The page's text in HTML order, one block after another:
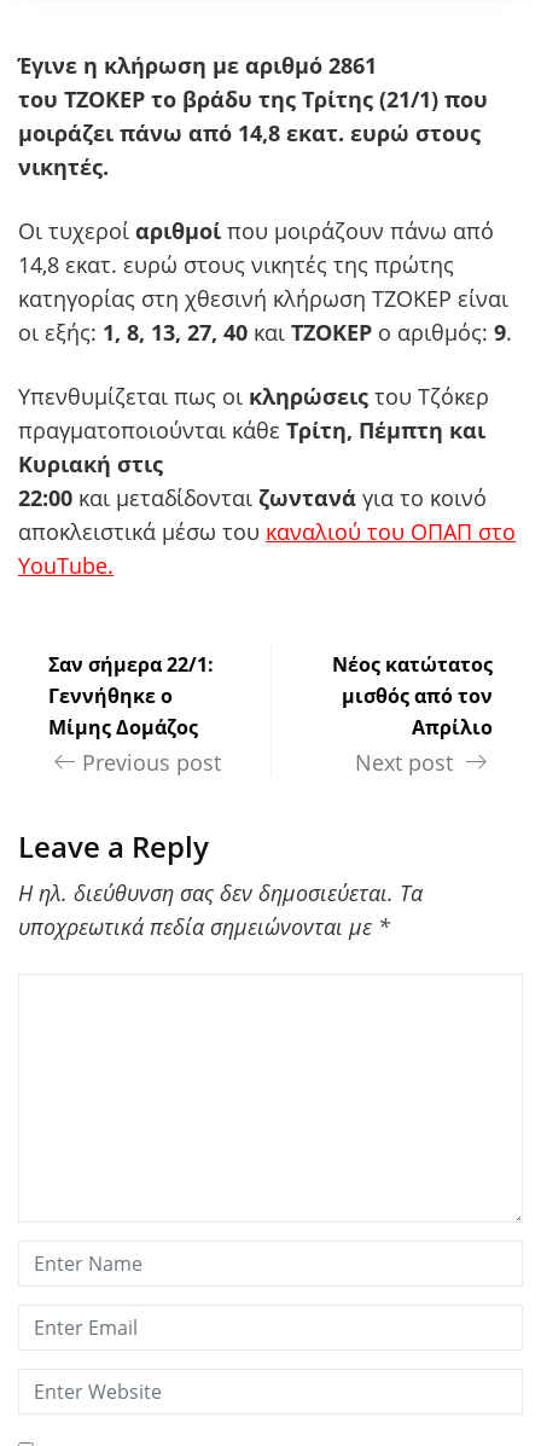
Έγινε η κλήρωση με αριθμό 2861
του ΤΖΟΚΕΡ το βράδυ της Τρίτης (21/1) που
μοιράζει πάνω από 14,8 εκατ. ευρώ στους
νικητές.
Οι τυχεροί αριθμοί που μοιράζουν πάνω από
14,8 εκατ. ευρώ στους νικητές της πρώτης
κατηγορίας στη χθεσινή κλήρωση ΤΖΟΚΕΡ είναι
οι εξής: 1, 8, 13, 27, 40 και ΤΖΟΚΕΡ ο αριθμός: 9.
Υπενθυμίζεται πως οι κληρώσεις του Τζόκερ
πραγματοποιούνται κάθε Τρίτη, Πέμπτη και
Κυριακή στις
22:00 και μεταδίδονται ζωντανά για το κοινό
αποκλειστικά μέσω του καναλιού του ΟΠΑΠ στο
YouTube.
Σαν σήμερα 22/1:
Γεννήθηκε ο
Μίμης Δομάζος
Previous post
Νέος κατώτατος
μισθός από τον
Απρίλιο
Next post
Leave a Reply
Η ηλ. διεύθυνση σας δεν δημοσιεύεται. Τα
υποχρεωτικά πεδία σημειώνονται με *